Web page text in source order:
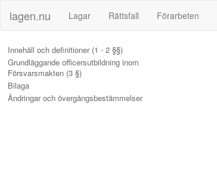
lagen.nu Lagar Rättsfall Förarbeten
Innehåll och definitioner (1 - 2 §§)
Grundläggande officersutbildning inom
Försvarsmakten (3 §)
Bilaga
Ändringar och övergångsbestämmelser